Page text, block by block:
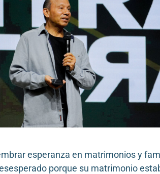
esperanza en matrimonios y
porque su matrimonio